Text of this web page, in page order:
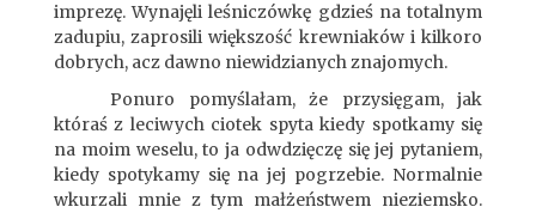
imprezę. Wynajęli leśniczówkę gdzieś na totalnym
zadupiu, zaprosili większość krewniaków i kilkoro
dobrych, acz dawno niewidzianych znajomych.
Ponuro pomyślałam, że przysięgam, jak
któraś z leciwych ciotek spyta kiedy spotkamy się
na moim weselu, to ja odwdzięczę się jej pytaniem,
kiedy spotykamy się na jej pogrzebie. Normalnie
wkurzali mnie z tym małżeństwem nieziemsko.